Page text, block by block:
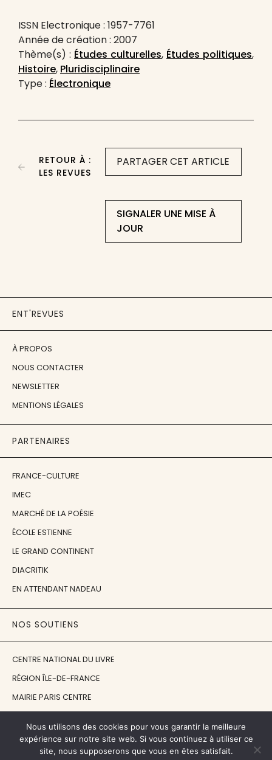
ISSN Electronique : 1957-7761
Année de création : 2007
Thème(s) : Études culturelles, Études politiques,
Histoire, Pluridisciplinaire
Type : Électronique
PARTAGER CET ARTICLE
SIGNALER UNE MISE À
JOUR
RETOUR À :
LES REVUES
ENT'REVUES
À PROPOS
NOUS CONTACTER
NEWSLETTER
MENTIONS LÉGALES
PARTENAIRES
FRANCE-CULTURE
IMEC
MARCHÉ DE LA POÉSIE
ÉCOLE ESTIENNE
LE GRAND CONTINENT
DIACRITIK
EN ATTENDANT NADEAU
NOS SOUTIENS
CENTRE NATIONAL DU LIVRE
RÉGION ÎLE-DE-FRANCE
MAIRIE PARIS CENTRE
FONDATION JAN MICHALSKI
Nous utilisons des cookies pour vous garantir la meilleure
expérience sur notre site web. Si vous continuez à utiliser ce
site, nous supposerons que vous en êtes satisfait.